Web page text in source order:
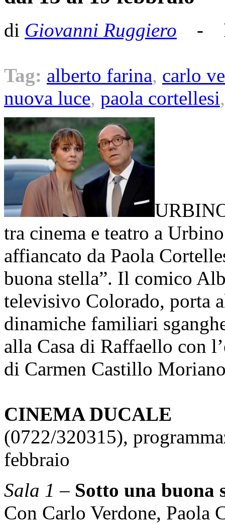
di Giovanni Ruggiero -
Tag: alberto farina, carlo
nuova luce, paola cortellesi
tra cinema e teatro a
affiancato da Paola
buona stella”. Il comico
televisivo Colorado, porta
dinamiche familiari
alla Casa di Raffaello con
di Carmen Castillo
CINEMA DUCALE
(0722/320315),
febbraio
Sala 1 – Sotto una buona
Con Carlo Verdone, Paola